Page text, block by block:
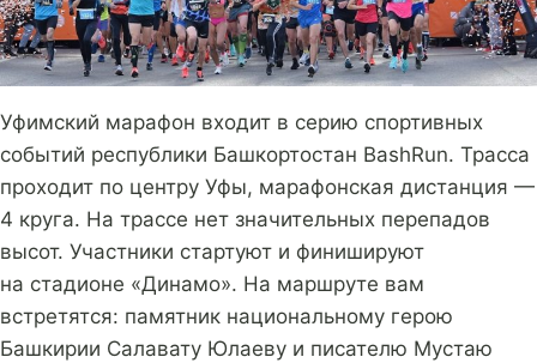
Уфимский марафон входит в серию спортивных
событий республики Башкортостан BashRun. Трасса
проходит по центру Уфы, марафонская дистанция —
4 круга. На трассе нет значительных перепадов
высот. Участники стартуют и финишируют
на стадионе «Динамо». На маршруте вам
встретятся: памятник национальному герою
Башкирии Салавату Юлаеву и писателю Мустаю